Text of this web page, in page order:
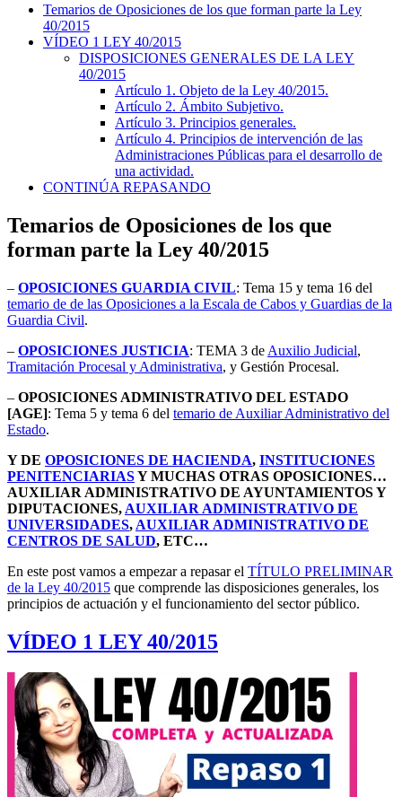
Temarios de Oposiciones de los que forman parte la Ley
40/2015
VÍDEO 1 LEY 40/2015
DISPOSICIONES GENERALES DE LA LEY
40/2015
Artículo 1. Objeto de la Ley 40/2015.
Artículo 2. Ámbito Subjetivo.
Artículo 3. Principios generales.
Artículo 4. Principios de intervención de las
Administraciones Públicas para el desarrollo de
una actividad.
CONTINÚA REPASANDO
Temarios de Oposiciones de los que
forman parte la Ley 40/2015
– OPOSICIONES GUARDIA CIVIL: Tema 15 y tema 16 del
temario de de las Oposiciones a la Escala de Cabos y Guardias de la
Guardia Civil.
– OPOSICIONES JUSTICIA: TEMA 3 de Auxilio Judicial,
Tramitación Procesal y Administrativa, y Gestión Procesal.
– OPOSICIONES ADMINISTRATIVO DEL ESTADO
[AGE]: Tema 5 y tema 6 del temario de Auxiliar Administrativo del
Estado.
Y DE OPOSICIONES DE HACIENDA, INSTITUCIONES
PENITENCIARIASY MUCHAS OTRAS OPOSICIONES…
AUXILIAR ADMINISTRATIVO DE AYUNTAMIENTOS Y
DIPUTACIONES, AUXILIAR ADMINISTRATIVO DE
UNIVERSIDADES, AUXILIAR ADMINISTRATIVO DE
CENTROS DE SALUD, ETC…
En este post vamos a empezar a repasar el TÍTULO PRELIMINAR
de la Ley 40/2015 que comprende las disposiciones generales, los
principios de actuación y el funcionamiento del sector público.
VÍDEO 1 LEY 40/2015